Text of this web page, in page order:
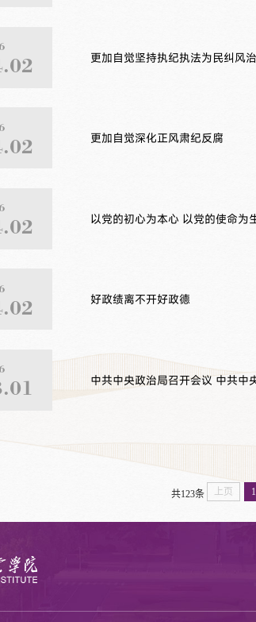
更加自觉坚持执纪执法为民纠风
更加自觉深化正风肃纪反腐
以党的初心为本心 以党的使命为
好政绩离不开好政德
中共中央政治局召开会议 中共中
共123条 上页 1